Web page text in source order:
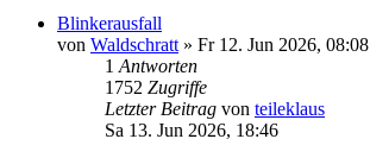
Blinkerausfall
von Waldschratt » Fr 12. Jun 2026, 08:08
1 Antworten
1752 Zugriffe
Letzter Beitrag von teileklaus
Sa 13. Jun 2026, 18:46